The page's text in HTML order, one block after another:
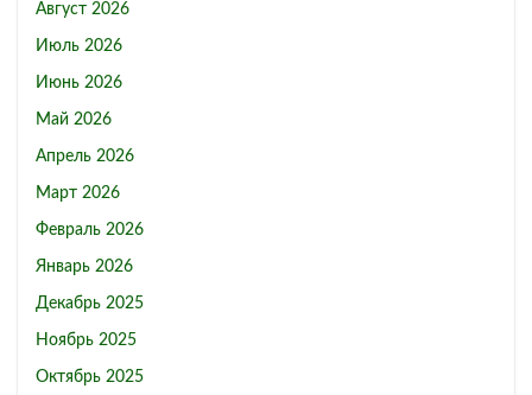
Август 2026
Июль 2026
Июнь 2026
Май 2026
Апрель 2026
Март 2026
Февраль 2026
Январь 2026
Декабрь 2025
Ноябрь 2025
Октябрь 2025